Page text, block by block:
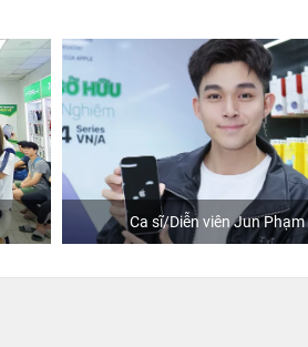
Ca sĩ/Diễn viên Jun Phạm